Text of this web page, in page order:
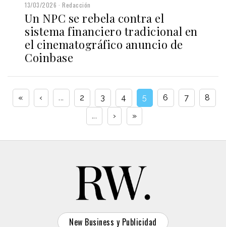
13/03/2026 Redacción
Un NPC se rebela contra el
sistema financiero tradicional en
el cinematográfico anuncio de
Coinbase
« ‹ ... 2 3 4 5 6 7
8
...
› »
New Business y Publicidad